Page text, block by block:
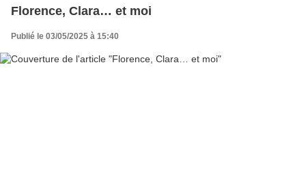
Florence, Clara… et moi
Publié le 03/05/2025 à 15:40